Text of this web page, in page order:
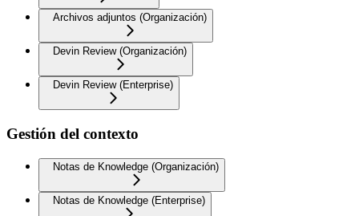
Archivos adjuntos (Organización)
Devin Review (Organización)
Devin Review (Enterprise)
Gestión del contexto
Notas de Knowledge (Organización)
Notas de Knowledge (Enterprise)